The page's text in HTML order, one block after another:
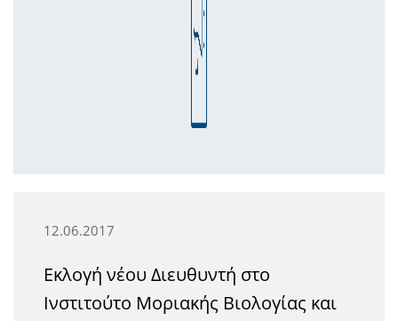
12.06.2017
Εκλογή νέου Διευθυντή στο
Ινστιτούτο Μοριακής Βιολογίας και